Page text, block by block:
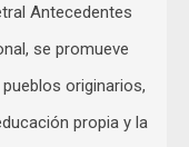
Antecedentes
se promueve
originarios,
propia y la